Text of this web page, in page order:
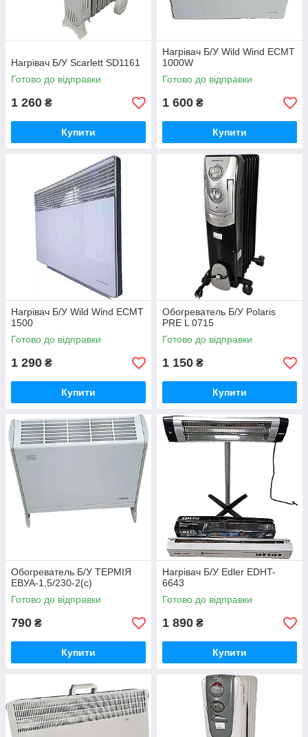
Нагрівач Б/У Scarlett SD1161
Готово до відправки
1 260 ₴
Купити
Нагрівач Б/У Wild Wind ECMT
1000W
Готово до відправки
1 600 ₴
Купити
Нагрівач Б/У Wild Wind ECMT
1500
Готово до відправки
1 290 ₴
Купити
Обогреватель Б/У Polaris
PRE L 0715
Готово до відправки
1 150 ₴
Купити
Обогреватель Б/У ТЕРМІЯ
ЕВУА-1,5/230-2(с)
Готово до відправки
790 ₴
Купити
Нагрівач Б/У Edler EDHT-
6643
Готово до відправки
1 890 ₴
Купити